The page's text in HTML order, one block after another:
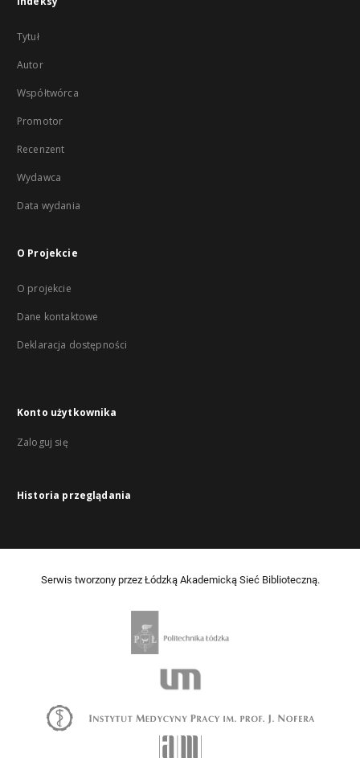
Tytuł
Autor
Współtwórca
Promotor
Recenzent
Wydawca
Data wydania
O Projekcie
O projekcie
Dane kontaktowe
Deklaracja dostępności
Konto użytkownika
Zaloguj się
Historia przeglądania
Serwis tworzony przez Łódzką Akademicką Sieć Biblioteczną.